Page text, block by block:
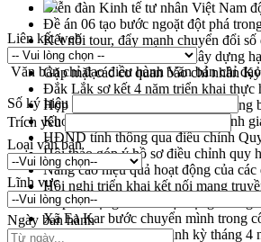
Diễn đàn Kinh tế tư nhân Việt Nam
Đề án 06 tạo bước ngoặt đột phá
Kết nối tour, đẩy mạnh chuyển đổi
Khởi động Dự án Đầu tư xây dựng
Gặp mặt các cơ quan báo chí nhân
Đắk Lắk sơ kết 4 năm triển khai thực
Họp báo thông tin về Hội nghị
Khơi thông điểm nghẽn, đẩy nhanh
HĐND tỉnh thông qua điều chỉnh
Hội thảo góp ý hồ sơ điều chỉnh quy
Nâng cao hiệu quả hoạt động của
Hội nghị triển khai kết nối mạng
Lễ phát động chuỗi hoạt động chung
Xã Ea Kar bước chuyển mình trong
UBND tỉnh họp báo định kỳ tháng 4
Liên kết web
Văn bản chỉ đạo điều hành Văn bản chỉ
Số ký hiệu
Trích yếu
Loại văn bản
Lĩnh vực
Ngày ban hành